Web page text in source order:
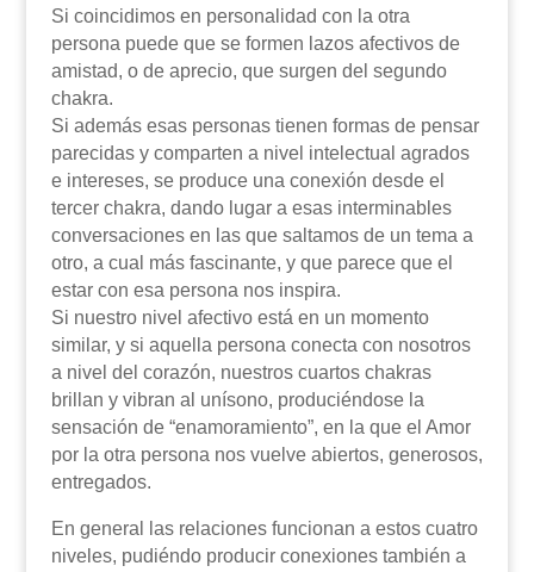
Si coincidimos en personalidad con la otra
persona puede que se formen lazos afectivos de
amistad, o de aprecio, que surgen del segundo
chakra.
Si además esas personas tienen formas de pensar
parecidas y comparten a nivel intelectual agrados
e intereses, se produce una conexión desde el
tercer chakra, dando lugar a esas interminables
conversaciones en las que saltamos de un tema a
otro, a cual más fascinante, y que parece que el
estar con esa persona nos inspira.
Si nuestro nivel afectivo está en un momento
similar, y si aquella persona conecta con nosotros
a nivel del corazón, nuestros cuartos chakras
brillan y vibran al unísono, produciéndose la
sensación de “enamoramiento”, en la que el Amor
por la otra persona nos vuelve abiertos, generosos,
entregados.
En general las relaciones funcionan a estos cuatro
niveles, pudiéndo producir conexiones también a